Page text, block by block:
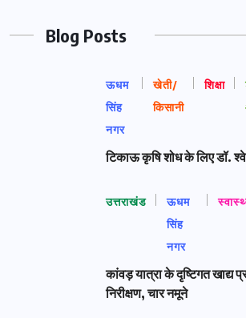
Blog Posts
ऊधम
सिंह
नगर
खेती/
किसानी
शिक्षा
टिकाऊ कृषि शोध के लिए डॉ.
उत्तराखंड
ऊधम
सिंह
नगर
कांवड़ यात्रा के दृष्टिगत खाद्य
निरीक्षण, चार नमूने